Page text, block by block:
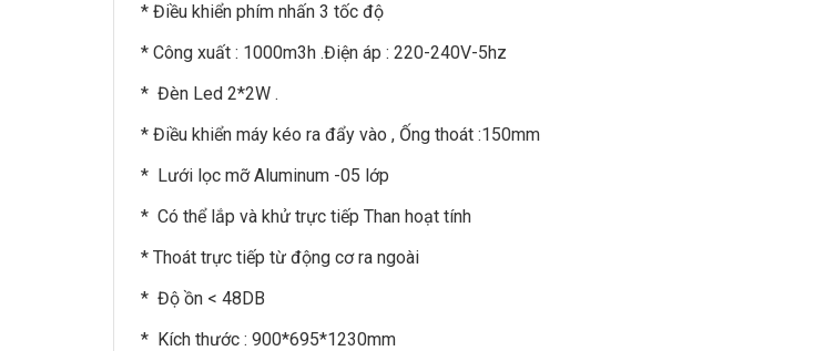
* Điều khiển phím nhấn 3 tốc độ
* Công xuất : 1000m3h .Điện áp : 220-240V-5hz
* Đèn Led 2*2W .
* Điều khiển máy kéo ra đẩy vào , Ống thoát :150mm
* Lưới lọc mỡ Aluminum -05 lớp
* Có thể lắp và khử trực tiếp Than hoạt tính
* Thoát trực tiếp từ động cơ ra ngoài
* Độ ồn < 48DB
* Kích thước : 900*695*1230mm